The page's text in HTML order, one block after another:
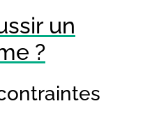
un
?